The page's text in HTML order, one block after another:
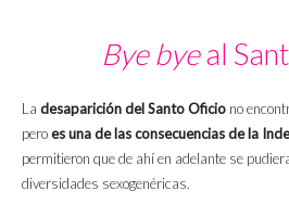
Bye byeal
La desaparición del Santo Oficio no
peroes una de las consecuencias de la
permitieron que de ahí en adelante se
diversidades sexogenéricas.